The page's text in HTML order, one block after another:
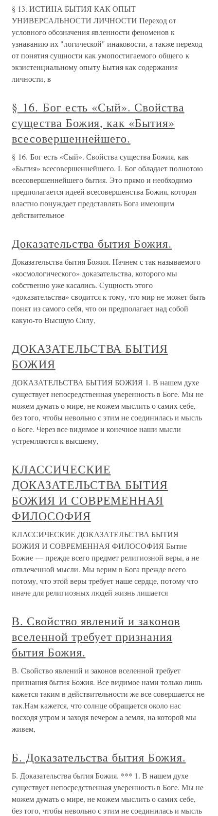
§ 13. ИСТИНА БЫТИЯ КАК ОПЫТ
УНИВЕРСАЛЬНОСТИ ЛИЧНОСТИ Переход от
условного обозначения явленности феноменов к
узнаванию их "логической" инаковости, а также переход
от понятия сущности как умопостигаемого общего к
экзистенциальному опыту Бытия как содержания
личности, в
§ 16. Бог есть «Сый». Свойства
существа Божия, как «Бытия»
всесовершеннейшего.
§ 16. Бог есть «Сый». Свойства существа Божия, как
«Бытия» всесовершеннейшего. I. Бог обладает полнотою
всесовершеннейшего бытия. Это прямо и необходимо
предполагается идеей всесовершенства Божия, которая
властно понуждает представлять Бога имеющим
действительное
Доказательства бытия Божия.
Доказательства бытия Божия. Начнем с так называемого
«космологического» доказательства, которого мы
собственно уже касались. Сущность этого
«доказательства» сводится к тому, что мир не может быть
понят из самого себя, что он предполагает над собой
какую-то Высшую Силу,
ДОКАЗАТЕЛЬСТВА БЫТИЯ
БОЖИЯ
ДОКАЗАТЕЛЬСТВА БЫТИЯ БОЖИЯ 1. В нашем духе
существует непосредственная уверенность в Боге. Мы не
можем думать о мире, не можем мыслить о самих себе,
без того, чтобы невольно с этим не соединилась и мысль
о Боге. Через все видимое и конечное наши мысли
устремляются к высшему,
КЛАССИЧЕСКИЕ
ДОКАЗАТЕЛЬСТВА БЫТИЯ
БОЖИЯ И СОВРЕМЕННАЯ
ФИЛОСОФИЯ
КЛАССИЧЕСКИЕ ДОКАЗАТЕЛЬСТВА БЫТИЯ
БОЖИЯ И СОВРЕМЕННАЯ ФИЛОСОФИЯ Бытие
Божие — прежде всего предмет религиозной веры, а не
отвлеченной мысли. Мы верим в Бога прежде всего
потому, что этой веры требует наше сердце, потому что
иначе для религиозных людей жизнь лишается
В. Свойство явлений и законов
вселенной требует признания
бытия Божия.
В. Свойство явлений и законов вселенной требует
признания бытия Божия. Все видимое нами только лишь
кажется таким в действительности же все совершается не
так.Нам кажется, что солнце обращается около нас
восходя утром и заходя вечером а земля, на которой мы
живем,
Б. Доказательства бытия Божия.
Б. Доказательства бытия Божия. *** 1. В нашем духе
существует непосредственная уверенность в Боге. Мы не
можем думать о мире, не можем мыслить о самих себе,
без того, чтобы невольно с этим не соединилась и мысль